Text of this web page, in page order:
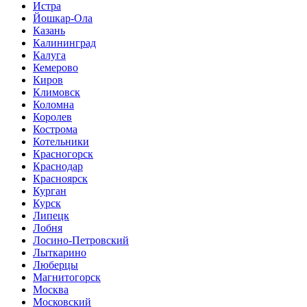
Истра
Йошкар-Ола
Казань
Калининград
Калуга
Кемерово
Киров
Климовск
Коломна
Королев
Кострома
Котельники
Красногорск
Краснодар
Красноярск
Курган
Курск
Липецк
Лобня
Лосино-Петровский
Лыткарино
Люберцы
Магнитогорск
Москва
Московский